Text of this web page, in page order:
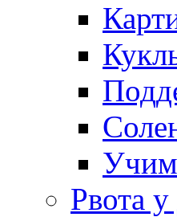
Рвота у